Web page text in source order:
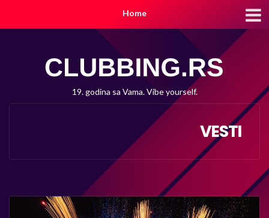
Home
19. godina sa Vama. Vibe yourself.
VESTI